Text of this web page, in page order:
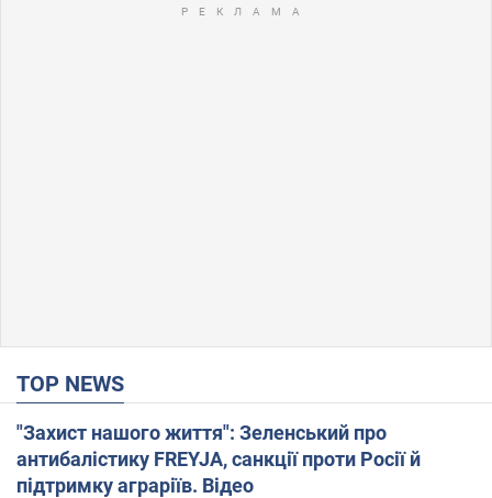
TOP NEWS
"Захист нашого життя": Зеленський про
антибалістику FREYJA, санкції проти Росії й
підтримку аграріїв. Відео